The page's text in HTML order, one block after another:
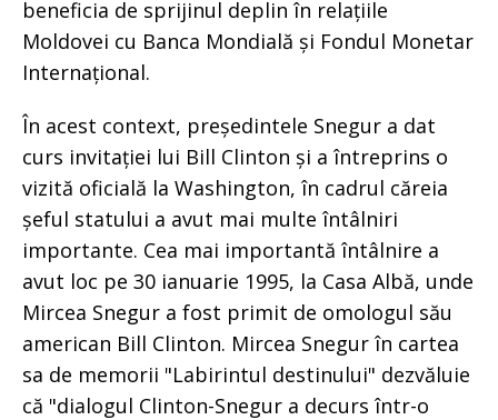
beneficia de sprijinul deplin în relațiile
Moldovei cu Banca Mondială și Fondul Monetar
Internațional.
În acest context, președintele Snegur a dat
curs invitației lui Bill Clinton și a întreprins o
vizită oficială la Washington, în cadrul căreia
șeful statului a avut mai multe întâlniri
importante. Cea mai importantă întâlnire a
avut loc pe 30 ianuarie 1995, la Casa Albă, unde
Mircea Snegur a fost primit de omologul său
american Bill Clinton. Mircea Snegur în cartea
sa de memorii "Labirintul destinului" dezvăluie
că "dialogul Clinton-Snegur a decurs într-o